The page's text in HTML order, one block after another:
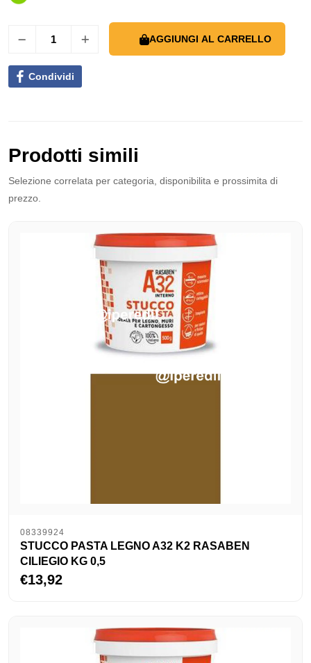
AGGIUNGI AL CARRELLO
Condividi
Prodotti simili
Selezione correlata per categoria, disponibilita e prossimita di
prezzo.
08339924
STUCCO PASTA LEGNO A32 K2 RASABEN
CILIEGIO KG 0,5
€13,92